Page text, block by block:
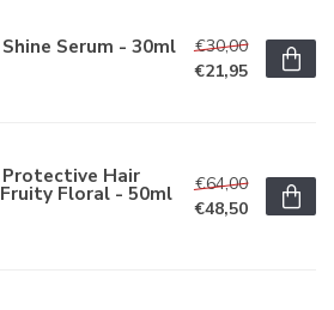
Shine Serum - 30ml
€30,00
€21,95
Protective Hair
Floral - 50ml
€64,00
€48,50